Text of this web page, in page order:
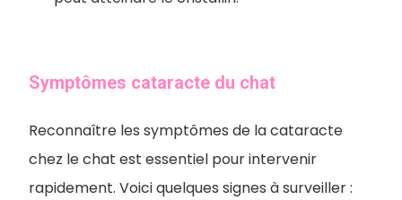
Symptômes cataracte du chat
Reconnaître les symptômes de la cataracte
chez le chat est essentiel pour intervenir
rapidement. Voici quelques signes à surveiller :